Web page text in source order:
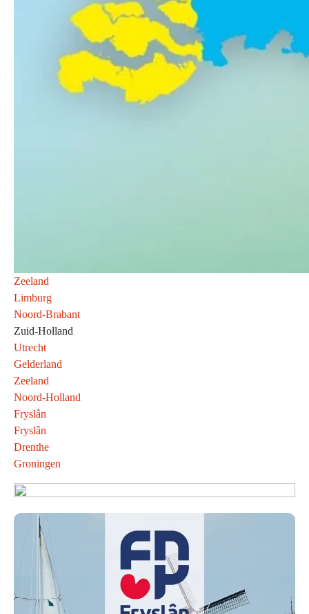
Zeeland
Limburg
Noord-Brabant
Zuid-Holland
Utrecht
Gelderland
Zeeland
Noord-Holland
Fryslân
Fryslân
Drenthe
Groningen